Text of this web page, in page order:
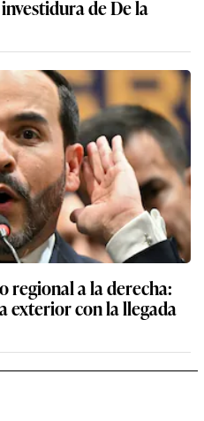
de De la
regional a la derecha:
exterior con la llegada